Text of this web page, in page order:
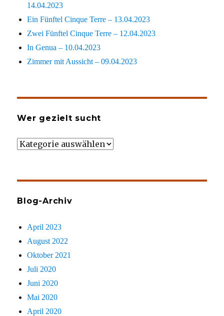
14.04.2023
Ein Fünftel Cinque Terre – 13.04.2023
Zwei Fünftel Cinque Terre – 12.04.2023
In Genua – 10.04.2023
Zimmer mit Aussicht – 09.04.2023
Wer gezielt sucht
Wer
Blog-Archiv
April 2023
August 2022
Oktober 2021
Juli 2020
Juni 2020
Mai 2020
April 2020